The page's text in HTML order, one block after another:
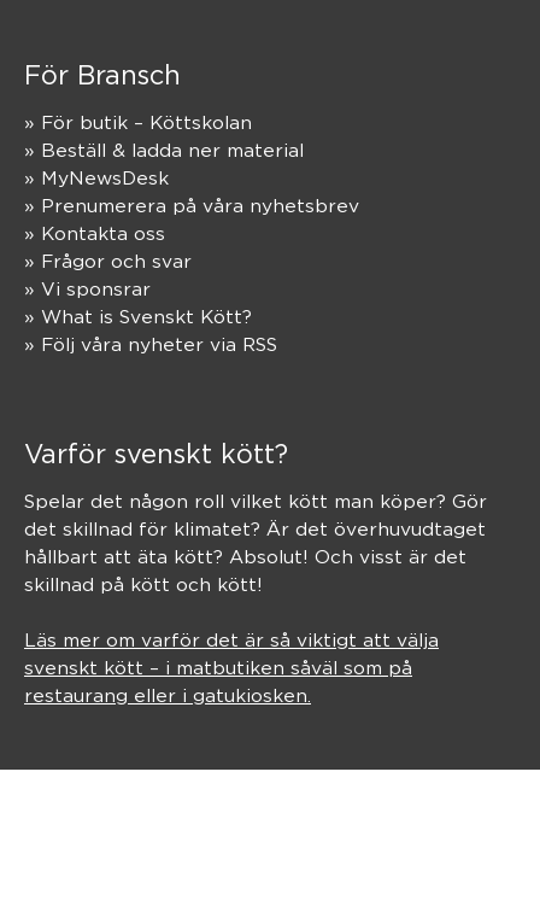
För Bransch
» För butik – Köttskolan
» Beställ & ladda ner material
» MyNewsDesk
» Prenumerera på våra nyhetsbrev
» Kontakta oss
» Frågor och svar
» Vi sponsrar
» What is Svenskt Kött?
» Följ våra nyheter via RSS
Varför svenskt kött?
Spelar det någon roll vilket kött man köper? Gör
det skillnad för klimatet? Är det överhuvudtaget
hållbart att äta kött? Absolut! Och visst är det
skillnad på kött och kött!
Läs mer om varför det är så viktigt att välja
svenskt kött – i matbutiken såväl som på
restaurang eller i gatukiosken.